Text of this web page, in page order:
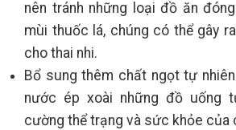
nên tránh những loại đồ ăn
mùi thuốc lá, chúng có thể gây
cho thai nhi.
Bổ sung thêm chất ngọt tự
nước ép xoài những đồ uống
cường thể trạng và sức khỏe của